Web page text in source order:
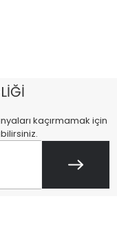
kaçırmamak için